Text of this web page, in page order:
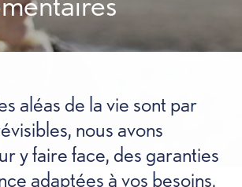
Magazine
aléas de la vie sont par
nous avons
y faire face, des garanties
adaptées à vos besoins.